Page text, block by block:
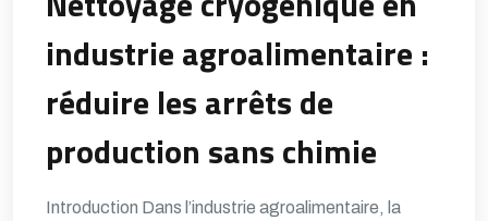
industrie agroalimentaire :
réduire les arrêts de
production sans chimie
Introduction Dans l’industrie agroalimentaire, la